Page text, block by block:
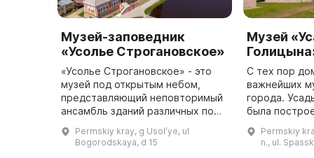
Музей-заповедник
«Усолье Строгановское»
«Усолье Строгановское» - это
музей под открытым небом,
представляющий неповторимый
ансамбль зданий различных по
создан в 2012 году и занимает
огромную территорию - 18,7
Permskiy kray, g Usolʹye, ul
Bogorodskaya, d 15
Музей
С тех пор
важнейших
города. Усадьба кн. Голицыных
была
Костарева и
Permskiy
n., ul.